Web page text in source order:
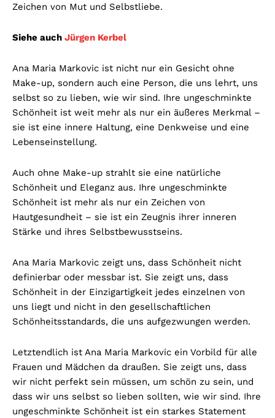
Zeichen von Mut und Selbstliebe.
Siehe auch Jürgen Kerbel
Ana Maria Markovic ist nicht nur ein Gesicht ohne
Make-up, sondern auch eine Person, die uns lehrt, uns
selbst so zu lieben, wie wir sind. Ihre ungeschminkte
Schönheit ist weit mehr als nur ein äußeres Merkmal –
sie ist eine innere Haltung, eine Denkweise und eine
Lebenseinstellung.
Auch ohne Make-up strahlt sie eine natürliche
Schönheit und Eleganz aus. Ihre ungeschminkte
Schönheit ist mehr als nur ein Zeichen von
Hautgesundheit – sie ist ein Zeugnis ihrer inneren
Stärke und ihres Selbstbewusstseins.
Ana Maria Markovic zeigt uns, dass Schönheit nicht
definierbar oder messbar ist. Sie zeigt uns, dass
Schönheit in der Einzigartigkeit jedes einzelnen von
uns liegt und nicht in den gesellschaftlichen
Schönheitsstandards, die uns aufgezwungen werden.
Letztendlich ist Ana Maria Markovic ein Vorbild für alle
Frauen und Mädchen da draußen. Sie zeigt uns, dass
wir nicht perfekt sein müssen, um schön zu sein, und
dass wir uns selbst so lieben sollten, wie wir sind. Ihre
ungeschminkte Schönheit ist ein starkes Statement